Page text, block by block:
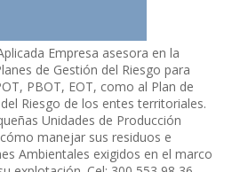
Empresa asesora en la
de Gestión del Riesgo para
PBOT, EOT, como al Plan de
Riesgo de los entes territoriales.
Unidades de Producción
manejar sus residuos e
Ambientales exigidos en el marco